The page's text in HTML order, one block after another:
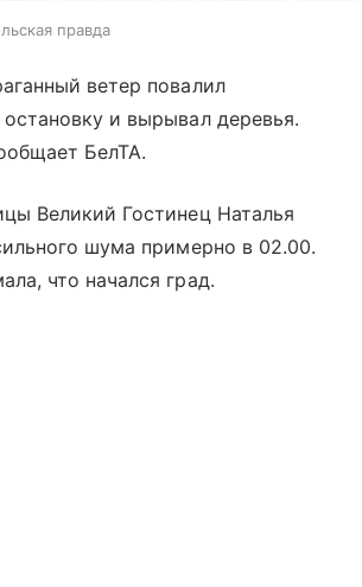
правда
ветер повалил
и вырывал деревья.
БелТА.
Великий Гостинец Наталья
шума примерно в 02.00.
что начался град.